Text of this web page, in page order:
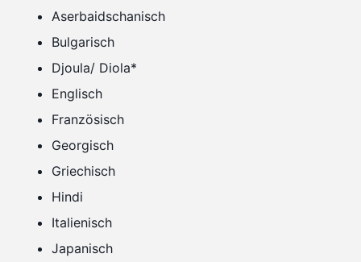
Aserbaidschanisch
Bulgarisch
Djoula/ Diola*
Englisch
Französisch
Georgisch
Griechisch
Hindi
Italienisch
Japanisch